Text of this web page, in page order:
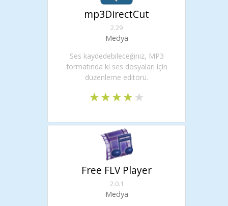
mp3DirectCut
2.29
Medya
Ses kaydedebileceğiniz, MP3
formatında ki ses dosyaları için
düzenleme editörü.
Free FLV Player
2.0.1
Medya